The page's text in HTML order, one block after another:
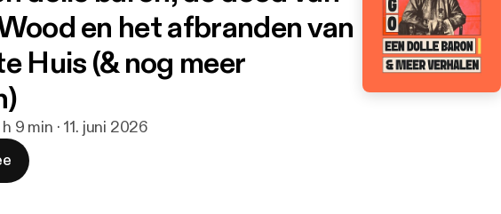
en het afbranden van
Huis (& nog meer
h 9 min · 11. juni 2026